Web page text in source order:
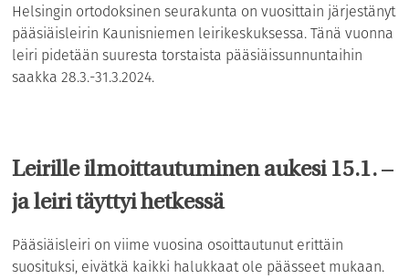
Helsingin ortodoksinen seurakunta on vuosittain järjestänyt
pääsiäisleirin Kaunisniemen leirikeskuksessa. Tänä vuonna
leiri pidetään suuresta torstaista pääsiäissunnuntaihin
saakka 28.3.-31.3.2024.
Leirille ilmoittautuminen aukesi 15.1. –
ja leiri täyttyi hetkessä
Pääsiäisleiri on viime vuosina osoittautunut erittäin
suosituksi, eivätkä kaikki halukkaat ole päässeet mukaan.